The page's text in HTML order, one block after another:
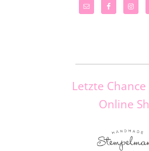
Letzte Chance
Online